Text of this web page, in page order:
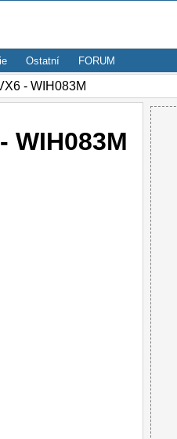
Ostatní FORUM
- WIH083M
WIH083M